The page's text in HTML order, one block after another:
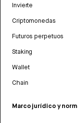
Invierte
Criptomonedas
Futuros perpetuos
Staking
Wallet
Chain
Marco jurídico y